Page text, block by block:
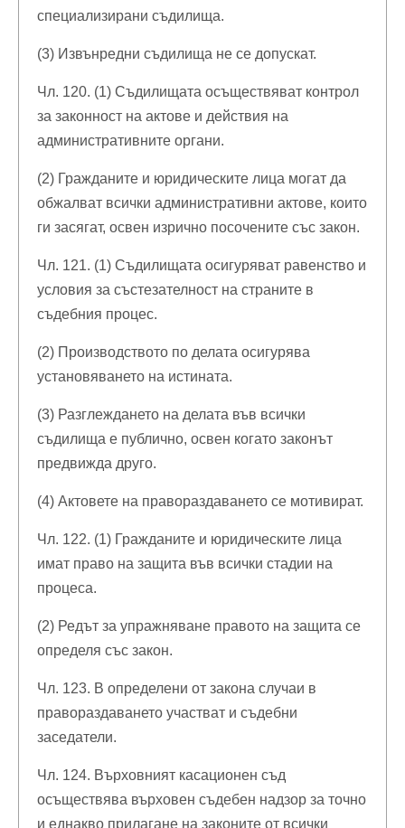
специализирани съдилища.
(3) Извънредни съдилища не се допускат.
Чл. 120. (1) Съдилищата осъществяват контрол
за законност на актове и действия на
административните органи.
(2) Гражданите и юридическите лица могат да
обжалват всички административни актове, които
ги засягат, освен изрично посочените със закон.
Чл. 121. (1) Съдилищата осигуряват равенство и
условия за състезателност на страните в
съдебния процес.
(2) Производството по делата осигурява
установяването на истината.
(3) Разглеждането на делата във всички
съдилища е публично, освен когато законът
предвижда друго.
(4) Актовете на правораздаването се мотивират.
Чл. 122. (1) Гражданите и юридическите лица
имат право на защита във всички стадии на
процеса.
(2) Редът за упражняване правото на защита се
определя със закон.
Чл. 123. В определени от закона случаи в
правораздаването участват и съдебни
заседатели.
Чл. 124. Върховният касационен съд
осъществява върховен съдебен надзор за точно
и еднакво прилагане на законите от всички